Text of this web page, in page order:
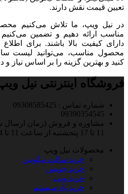
تعیین قیمت نقش دارند.
در نیل ویپ، ما تلاش می‌کنیم
مناسب ارائه دهیم و تضمین
دارای کیفیت بالا باشند. برای
محصول مناسب، می‌توانید لیست
کنید و بهترین گزینه را بر اساس نیاز
فروشگاه اینترنتی نیل
شماره تماس : 09308585425
09390354545
مشاوره و فروش (زمان ارسال
11 تا 17 پنجشنبه از ساعت 11 تا 14)
محصولات نیل ویپ
خرید سالت نیکوتین
خرید جویس
خرید ویپ
خرید پاد سیستم